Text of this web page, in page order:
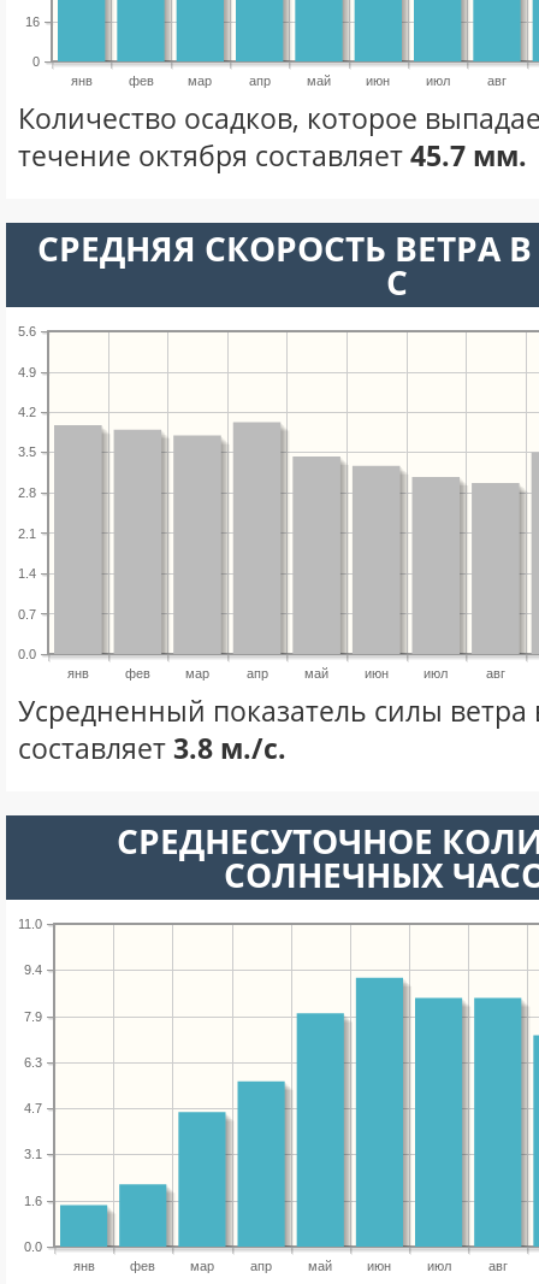
янв фев мар апр май июн июл авг
0
16
Количество осадков, которое
течение октября составляет45.7 мм.
СРЕДНЯЯ СКОРОСТЬ ВЕТРА
С
янв фев мар апр май июн июл авг
0.0
0.7
1.4
2.1
2.8
3.5
4.2
4.9
5.6
Усредненный показатель силы ветра
составляет3.8 м./с.
СРЕДНЕСУТОЧНОЕ
СОЛНЕЧНЫХ
янв фев мар апр май июн июл авг
0.0
1.6
3.1
4.7
6.3
7.9
9.4
11.0